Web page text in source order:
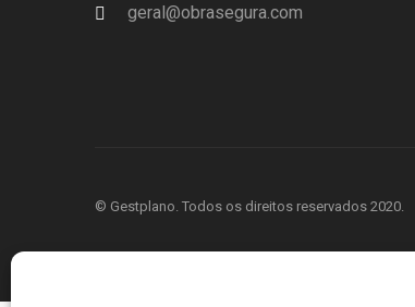
geral@obrasegura.com
© Gestplano. Todos os direitos reservados 2020.